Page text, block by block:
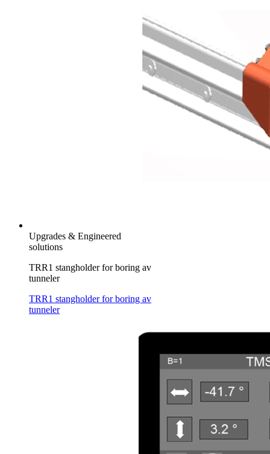
Upgrades & Engineered
solutions
TRR1 stangholder for boring av
tunneler
TRR1 stangholder for boring av
tunneler